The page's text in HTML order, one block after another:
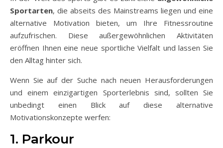
Sportarten, die abseits des Mainstreams liegen und eine
alternative Motivation bieten, um Ihre Fitnessroutine
aufzufrischen. Diese außergewöhnlichen Aktivitäten
eröffnen Ihnen eine neue sportliche Vielfalt und lassen Sie
den Alltag hinter sich.
Wenn Sie auf der Suche nach neuen Herausforderungen
und einem einzigartigen Sporterlebnis sind, sollten Sie
unbedingt einen Blick auf diese alternative
Motivationskonzepte werfen:
1. Parkour